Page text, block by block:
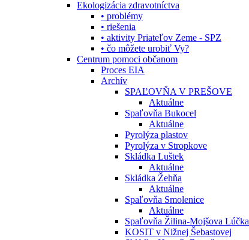
Ekologizácia zdravotníctva
• problémy
• riešenia
• aktivity Priateľov Zeme - SPZ
• čo môžete urobiť Vy?
Centrum pomoci občanom
Proces EIA
Archív
SPAĽOVŇA V PREŠOVE
Aktuálne
Spaľovňa Bukocel
Aktuálne
Pyrolýza plastov
Pyrolýza v Stropkove
Skládka Luštek
Aktuálne
Skládka Žehňa
Aktuálne
Spaľovňa Smolenice
Aktuálne
Spaľovňa Žilina-Mojšova Lúčka
KOSIT v Nižnej Šebastovej